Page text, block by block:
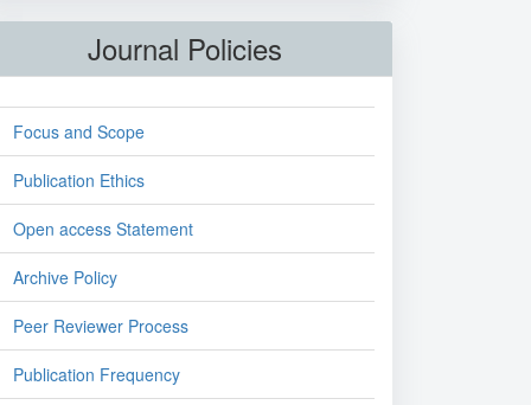
Journal Policies
Focus and Scope
Publication Ethics
Open access Statement
Archive Policy
Peer Reviewer Process
Publication Frequency